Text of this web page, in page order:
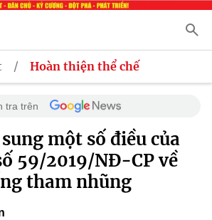
/ Hoàn thiện thể chế
tra trên
một số điều của
59/2019/NĐ-CP về
tham nhũng